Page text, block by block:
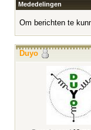
Mededelingen
Om berichten te
Duyo